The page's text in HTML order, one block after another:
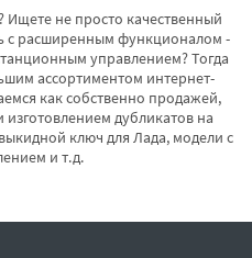
не просто качественный
с расширенным функционалом -
управлением? Тогда
ассортиментом интернет-
как собственно продажей,
дубликатов на
ключ для Лада, модели с
и т.д.